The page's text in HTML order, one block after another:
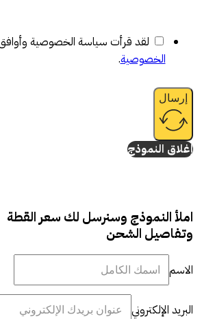
لقد قرأت سياسة الخصوصية وأوافق
الخصوصية.
إرسال
إغلاق النموذج
املأ النموذج وسنرسل لك سعر القطة
وتفاصيل الشحن
الاسم
البريد الإلكتروني